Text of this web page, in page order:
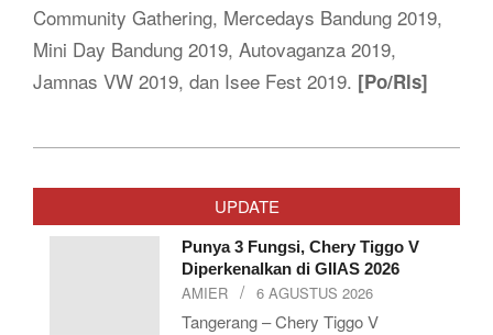
Community Gathering, Mercedays Bandung 2019,
Mini Day Bandung 2019, Autovaganza 2019,
Jamnas VW 2019, dan Isee Fest 2019. [Po/Rls]
09-
UPDATE
Punya 3 Fungsi, Chery Tiggo V
Diperkenalkan di GIIAS 2026
AMIER 6 AGUSTUS 2026
Tangerang – Chery Tiggo V